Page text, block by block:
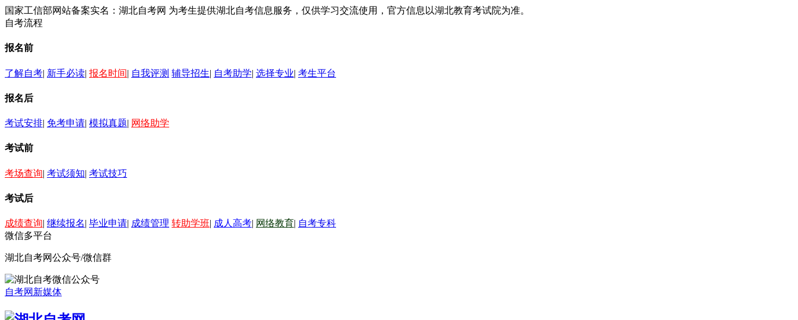
国家工信部网站备案实名：湖北自考网 为考生提供湖北自考信息服务，仅供学习交流使用，官方信息以湖北教育考试院为准。
自考流程
报名前
了解自考| 新手必读| 报名时间| 自我评测 辅导招生| 自考助学| 选择专业| 考生平台
报名后
考试安排| 免考申请| 模拟真题| 网络助学
考试前
考场查询| 考试须知| 考试技巧
考试后
成绩查询| 继续报名| 毕业申请| 成绩管理 转助学班| 成人高考| 网络教育| 自考专科
微信多平台
湖北自考网公众号/微信群
自考网新媒体